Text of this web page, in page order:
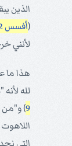
الذين
(أفسس 2: 3
لأنني
هذا ما
لله
9) و"من